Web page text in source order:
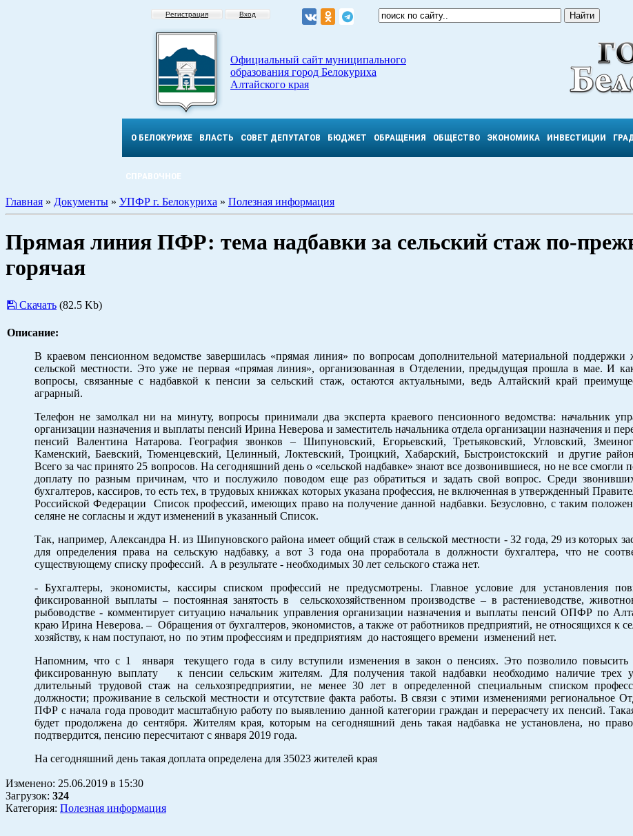
Регистрация Вход
Официальный сайт муниципального
образования город Белокуриха
Алтайского края
О БЕЛОКУРИХЕ ВЛАСТЬ СОВЕТ ДЕПУТАТОВ БЮДЖЕТ ОБРАЩЕНИЯ ОБЩЕСТВО ЭКОНОМИКА ИНВЕСТИЦИИ
СПРАВОЧНОЕ
Главная » Документы » УПФР г. Белокуриха » Полезная информация
Прямая линия ПФР: тема надбавки за сельский стаж по-
горячая
Скачать (82.5 Kb)
Описание:
В краевом пенсионном ведомстве завершилась «прямая линия» по вопросам дополнительной материальной поддержки
сельской местности. Это уже не первая «прямая линия», организованная в Отделении, предыдущая прошла в мае. И
вопросы, связанные с надбавкой к пенсии за сельский стаж, остаются актуальными, ведь Алтайский край
аграрный.
Телефон не замолкал ни на минуту, вопросы принимали два эксперта краевого пенсионного ведомства: начальник
организации назначения и выплаты пенсий Ирина Неверова и заместитель начальника отдела организации назначения и
пенсий Валентина Натарова. География звонков – Шипуновский, Егорьевский, Третьяковский, Угловский,
Каменский, Баевский, Тюменцевский, Целинный, Локтевский, Троицкий, Хабарский, Быстроистокский и другие
Всего за час принято 25 вопросов. На сегодняшний день о «сельской надбавке» знают все дозвонившиеся, но не все смогли
доплату по разным причинам, что и послужило поводом еще раз обратиться и задать свой вопрос. Среди
бухгалтеров, кассиров, то есть тех, в трудовых книжках которых указана профессия, не включенная в утвержденный
Российской Федерации Список профессий, имеющих право на получение данной надбавки. Безусловно, с таким
селяне не согласны и ждут изменений в указанный Список.
Так, например, Александра Н. из Шипуновского района имеет общий стаж в сельской местности - 32 года, 29 из которых
для определения права на сельскую надбавку, а вот 3 года она проработала в должности бухгалтера, что не
существующему списку профессий. А в результате - необходимых 30 лет сельского стажа нет.
- Бухгалтеры, экономисты, кассиры списком профессий не предусмотрены. Главное условие для установления
фиксированной выплаты – постоянная занятость в сельскохозяйственном производстве – в растениеводстве,
рыбоводстве - комментирует ситуацию начальник управления организации назначения и выплаты пенсий ОПФР по
краю Ирина Неверова. – Обращения от бухгалтеров, экономистов, а также от работников предприятий, не относящихся к
хозяйству, к нам поступают, но по этим профессиям и предприятиям до настоящего времени изменений нет.
Напомним, что с 1 января текущего года в силу вступили изменения в закон о пенсиях. Это позволило повысить
фиксированную выплату к пенсии сельским жителям. Для получения такой надбавки необходимо наличие трех
длительный трудовой стаж на сельхозпредприятии, не менее 30 лет в определенной специальным списком
должности; проживание в сельской местности и отсутствие факта работы. В связи с этими изменениями региональное
ПФР с начала года проводит масштабную работу по выявлению данной категории граждан и перерасчету их пенсий.
будет продолжена до сентября. Жителям края, которым на сегодняшний день такая надбавка не установлена, но
подтвердится, пенсию пересчитают с января 2019 года.
На сегодняшний день такая доплата определена для 35023 жителей края
Изменено: 25.06.2019 в 15:30
Загрузок: 324
Категория: Полезная информация